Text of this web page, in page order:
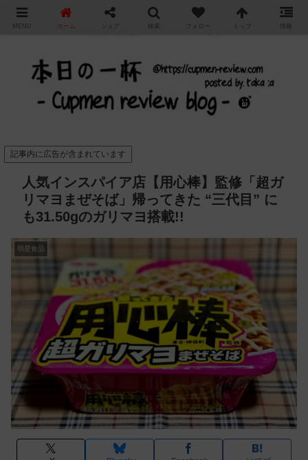
カップ麺の新商品をレビュー / アレンジするブログ
記事内に広告が含まれています
人気インスパイア店【用心棒】監修「超ガ
リマヨまぜそば」帰ってきた “三代目” に
も31.50gのガリマヨ搭載!!
明星食品
MENU ホーム シェア 検索 フォロー トップ 情報